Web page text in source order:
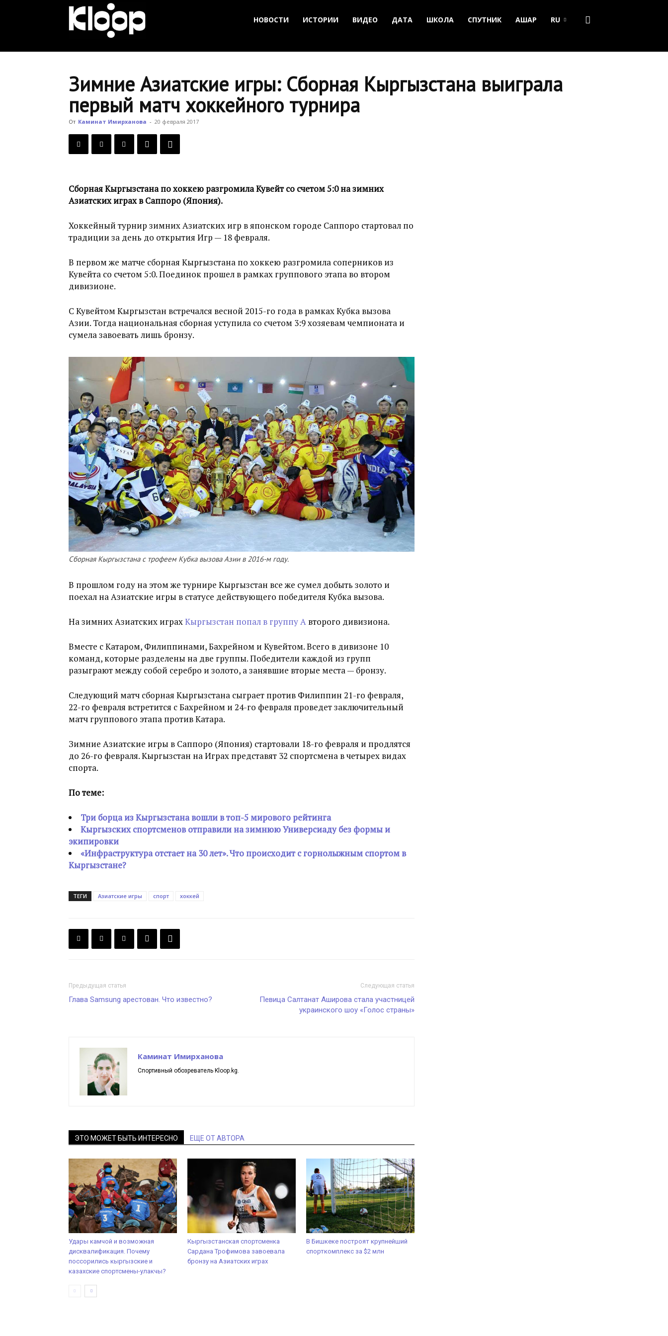
Новости
Кыргызстана
НОВОСТИ ИСТОРИИ ВИДЕО ДАТА ШКОЛА СПУТНИК АШАР RU
Зимние Азиатские игры: Сборная Кыргызстана выиграла
первый матч хоккейного турнира
От Каминат Имирханова - 20 февраля 2017
Сборная Кыргызстана по хоккею разгромила Кувейт со счетом 5:0 на зимних
Азиатских играх в Саппоро (Япония).
Хоккейный турнир зимних Азиатских игр в японском городе Саппоро стартовал по
традиции за день до открытия Игр — 18 февраля.
В первом же матче сборная Кыргызстана по хоккею разгромила соперников из
Кувейта со счетом 5:0. Поединок прошел в рамках группового этапа во втором
дивизионе.
С Кувейтом Кыргызстан встречался весной 2015-го года в рамках Кубка вызова
Азии. Тогда национальная сборная уступила со счетом 3:9 хозяевам чемпионата и
сумела завоевать лишь бронзу.
Сборная Кыргызстана с трофеем Кубка вызова Азии в 2016-м году.
В прошлом году на этом же турнире Кыргызстан все же сумел добыть золото и
поехал на Азиатские игры в статусе действующего победителя Кубка вызова.
На зимних Азиатских играхКыргызстан попал в группу A второго дивизиона.
Вместе с Катаром, Филиппинами, Бахрейном и Кувейтом. Всего в дивизоне 10
команд, которые разделены на две группы. Победители каждой из групп
разыграют между собой серебро и золото, а занявшие вторые места — бронзу.
Следующий матч сборная Кыргызстана сыграет против Филиппин 21-го февраля,
22-го февраля встретится с Бахрейном и 24-го февраля проведет заключительный
матч группового этапа против Катара.
Зимние Азиатские игры в Саппоро (Япония) стартовали 18-го февраля и продлятся
до 26-го февраля. Кыргызстан на Играх представят 32 спортсмена в четырех видах
спорта.
По теме:
Три борца из Кыргызстана вошли в топ-5 мирового рейтинга
Кыргызских спортсменов отправили на зимнюю Универсиаду без формы и
экипировки
«Инфраструктура отстает на 30 лет». Что происходит с горнолыжным спортом в
Кыргызстане?
ТЕГИ Азиатские игры спорт хоккей
Предыдущая статья
Глава Samsung арестован. Что известно?
Следующая статья
Певица Салтанат Аширова стала участницей
украинского шоу «Голос страны»
Каминат Имирханова
Спортивный обозреватель Kloop.kg.
ЭТО МОЖЕТ БЫТЬ ИНТЕРЕСНО ЕЩЕ ОТ АВТОРА
Удары камчой и возможная
дисквалификация. Почему
поссорились кыргызские и
казахские спортсмены-улакчы?
Кыргызстанская спортсменка
Сардана Трофимова завоевала
бронзу на Азиатских играх
В Бишкеке построят крупнейший
спорткомплекс за $2 млн